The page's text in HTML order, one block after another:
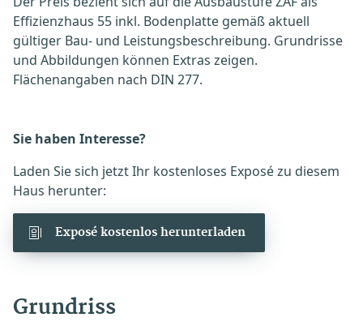
Effizienzhaus 55 inkl. Bodenplatte gemäß aktuell
gültiger Bau- und Leistungsbeschreibung. Grundrisse
und Abbildungen können Extras zeigen.
Flächenangaben nach DIN 277.
Sie haben Interesse?
Laden Sie sich jetzt Ihr kostenloses Exposé zu diesem
Haus herunter:
Exposé kostenlos herunterladen
Grundriss